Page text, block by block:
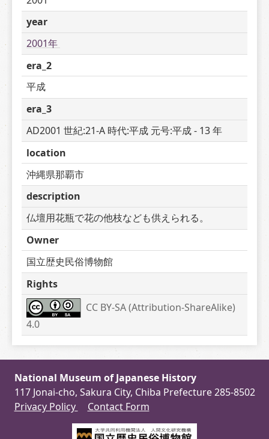
year
2001年
era_2
平成
era_3
AD2001 世紀:21-A 時代:平成 元号:平成 - 13 年
location
沖縄県那覇市
description
仏壇用花瓶で花の他枝なども供えられる。
Owner
国立歴史民俗博物館
Rights
CC BY-SA (Attribution-ShareAlike)
4.0
National Museum of Japanese History
117 Jonai-cho, Sakura City, Chiba Prefecture 285-8502
Privacy Policy
Contact Form